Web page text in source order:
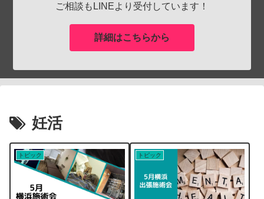
ご相談もLINEより受付しています！
詳細はこちらから
妊活
トピック トピック